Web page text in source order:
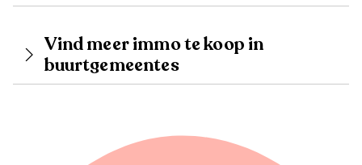
Vind meer immo te koop in
buurtgemeentes